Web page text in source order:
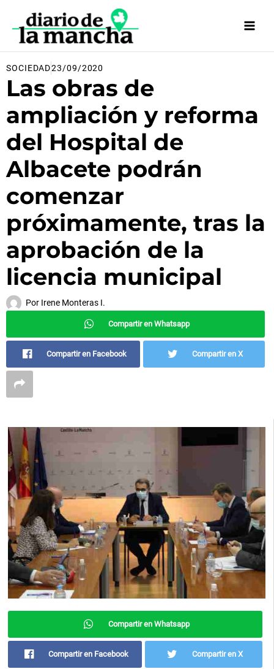
contenido
SOCIEDAD23/09/2020
Las obras de
ampliación y reforma
del Hospital de
Albacete podrán
comenzar
próximamente, tras la
aprobación de la
licencia municipal
Por Irene Monteras I.
Compartir en Whatsapp
Compartir en Facebook Compartir en X
Compartir en Whatsapp
Compartir en Facebook Compartir en X